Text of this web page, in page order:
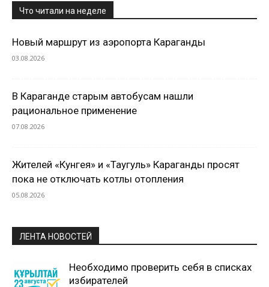
Что читали на неделе
Новый маршрут из аэропорта Караганды
03.08.2026
В Караганде старым автобусам нашли
рациональное применение
07.08.2026
Жителей «Кунгея» и «Таугуль» Караганды просят
пока не отключать котлы отопления
05.08.2026
ЛЕНТА НОВОСТЕЙ
Необходимо проверить себя в списках
избирателей